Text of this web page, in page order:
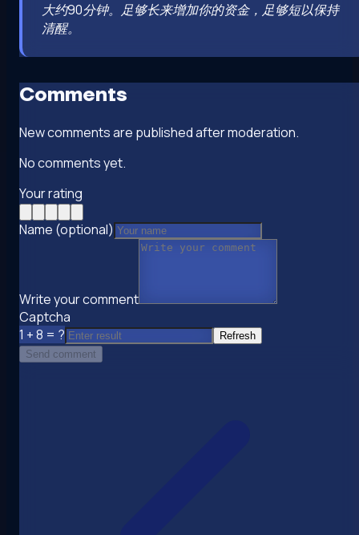
大约90分钟。足够长来增加你的资金，足够短以保持
清醒。
Comments
New comments are published after moderation.
No comments yet.
Your rating
Name (optional)
Write your comment
Captcha
1 + 8 = ?
Refresh
Send comment